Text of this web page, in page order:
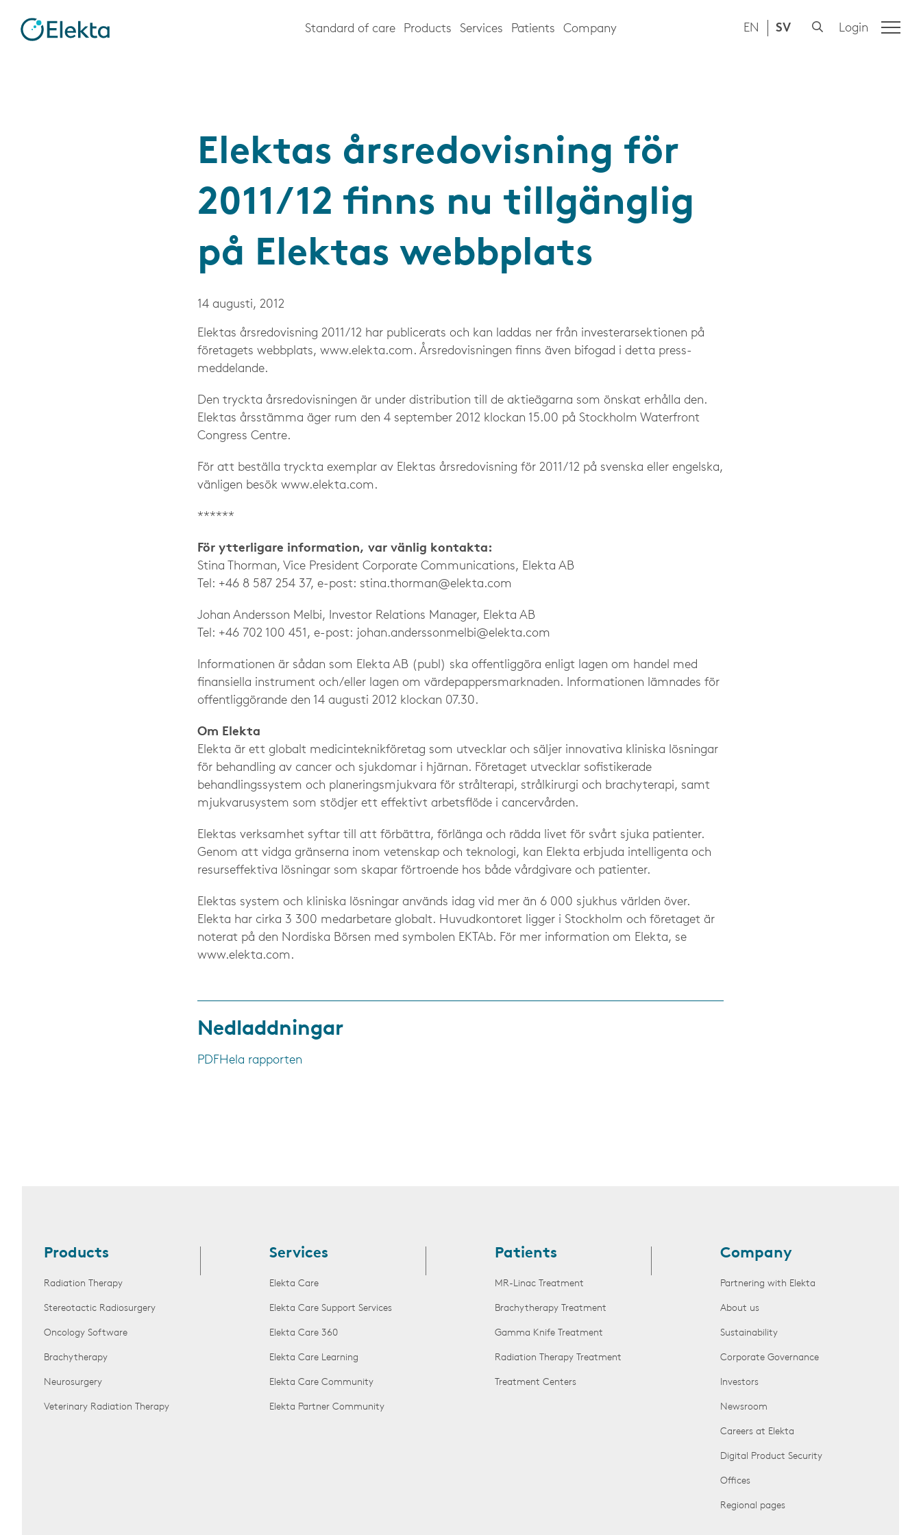
Standard of care Products Services Patients Company EN SV Login
Elektas årsredovisning för
2011/12 finns nu tillgänglig
på Elektas webbplats
14 augusti, 2012
Elektas årsredovisning 2011/12 har publicerats och kan laddas ner från investerarsektionen på
företagets webbplats, www.elekta.com. Årsredovisningen finns även bifogad i detta press­
meddelande.
Den tryckta årsredovisningen är under distribution till de aktieägarna som önskat erhålla den.
Elektas årsstämma äger rum den 4 september 2012 klockan 15.00 på Stockholm Waterfront
Congress Centre.
För att beställa tryckta exemplar av Elektas årsredovisning för 2011/12 på svenska eller engelska,
vänligen besök www.elekta.com.
******
För ytterligare information, var vänlig kontakta:
Stina Thorman, Vice President Corporate Communications, Elekta AB
Tel: +46 8 587 254 37, e-post: stina.thorman@elekta.com
Johan Andersson Melbi, Investor Relations Manager, Elekta AB
Tel: +46 702 100 451, e-post: johan.anderssonmelbi@elekta.com
Informationen är sådan som Elekta AB (publ) ska offentliggöra enligt lagen om handel med
finansiella instrument och/eller lagen om värdepappersmarknaden. Informationen lämnades för
offentliggörande den 14 augusti 2012 klockan 07.30.
Om Elekta
Elekta är ett globalt medicinteknikföretag som utvecklar och säljer innovativa kliniska lösningar
för behandling av cancer och sjukdomar i hjärnan. Företaget utvecklar sofistikerade
behandlingssystem och planeringsmjukvara för strålterapi, strålkirurgi och brachyterapi, samt
mjukvarusystem som stödjer ett effektivt arbetsflöde i cancervården.
Elektas verksamhet syftar till att förbättra, förlänga och rädda livet för svårt sjuka patienter.
Genom att vidga gränserna inom vetenskap och teknologi, kan Elekta erbjuda intelligenta och
resurseffektiva lösningar som skapar förtroende hos både vårdgivare och patienter.
Elektas system och kliniska lösningar används idag vid mer än 6 000 sjukhus världen över.
Elekta har cirka 3 300 medarbetare globalt. Huvudkontoret ligger i Stockholm och företaget är
noterat på den Nordiska Börsen med symbolen EKTAb. För mer information om Elekta, se
www.elekta.com.
Nedladdningar
PDFHela rapporten
Products
Radiation Therapy
Stereotactic Radiosurgery
Oncology Software
Brachytherapy
Neurosurgery
Veterinary Radiation Therapy
Services
Elekta Care
Elekta Care Support Services
Elekta Care 360
Elekta Care Learning
Elekta Care Community
Elekta Partner Community
Patients
MR-Linac Treatment
Brachytherapy Treatment
Gamma Knife Treatment
Radiation Therapy Treatment
Treatment Centers
Company
Partnering with Elekta
About us
Sustainability
Corporate Governance
Investors
Newsroom
Careers at Elekta
Digital Product Security
Offices
Regional pages